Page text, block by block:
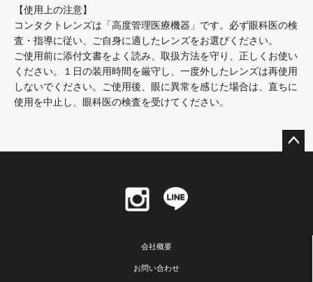
【使用上の注意】
コンタクトレンズは「高度管理医療機器」です。必ず眼科医の検
査・指導に従い、ご自身に適したレンズをお選びください。
ご使用前に添付文書をよく読み、取扱方法を守り、正しくお使い
ください。１日の装用時間を厳守し、一度外したレンズは再使用
しないでください。ご使用後、眼に異常を感じた場合は、直ちに
使用を中止し、眼科医の検査を受けてください。
会社概要
お問い合わせ